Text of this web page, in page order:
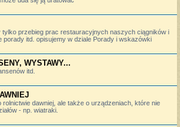
tylko przebieg prac restauracyjnych naszych ciągników i
porady itd. opisujemy w dziale Porady i wskazówki
WYSTAWY...
itd.
rolnictwie dawniej, ale także o urządzeniach, które nie
- np. wiatraki.